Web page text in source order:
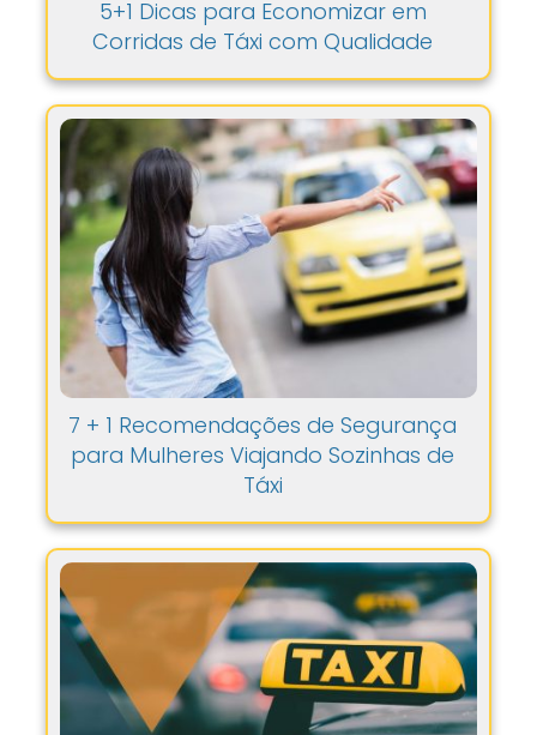
5+1 Dicas para Economizar em
Corridas de Táxi com Qualidade
7 + 1 Recomendações de Segurança
para Mulheres Viajando Sozinhas de
Táxi